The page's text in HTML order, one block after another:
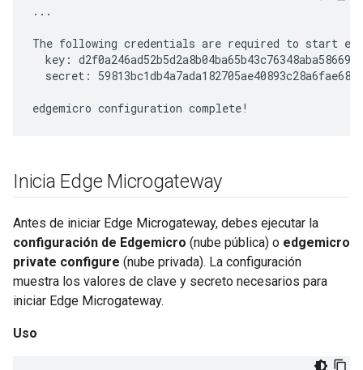
...
The following credentials are required to start
key:
secret:
edgemicro configuration complete!
Inicia Edge Microgateway
Antes de iniciar Edge Microgateway, debes ejecutar la
configuración de Edgemicro (nube pública) o edgemicro
private configure (nube privada). La configuración
muestra los valores de clave y secreto necesarios para
iniciar Edge Microgateway.
Uso